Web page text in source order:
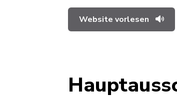
Website vorlesen